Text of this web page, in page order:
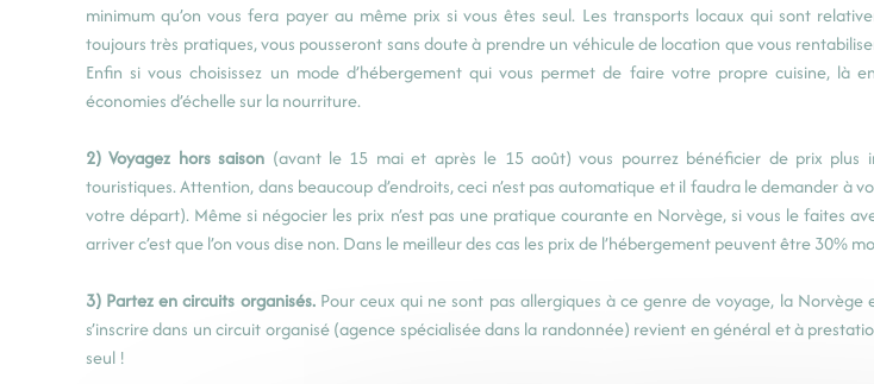
minimum qu’on vous fera payer au même prix si vous êtes seul. Les transports locaux qui sont
toujours très pratiques, vous pousseront sans doute à prendre un véhicule de location que vous
Enfin si vous choisissez un mode d’hébergement qui vous permet de faire votre propre cuisine, là
économies d’échelle sur la nourriture.
2) Voyagez hors saison (avant le 15 mai et après le 15 août) vous pourrez bénéficier de prix plus
touristiques. Attention, dans beaucoup d’endroits, ceci n’est pas automatique et il faudra le demander à
votre départ). Même si négocier les prix n’est pas une pratique courante en Norvège, si vous le faites
arriver c’est que l’on vous dise non. Dans le meilleur des cas les prix de l’hébergement peuvent être 30%
3) Partez en circuits organisés.Pour ceux qui ne sont pas allergiques à ce genre de voyage, la Norvège
s’inscrire dans un circuit organisé (agence spécialisée dans la randonnée) revient en général et à
seul !